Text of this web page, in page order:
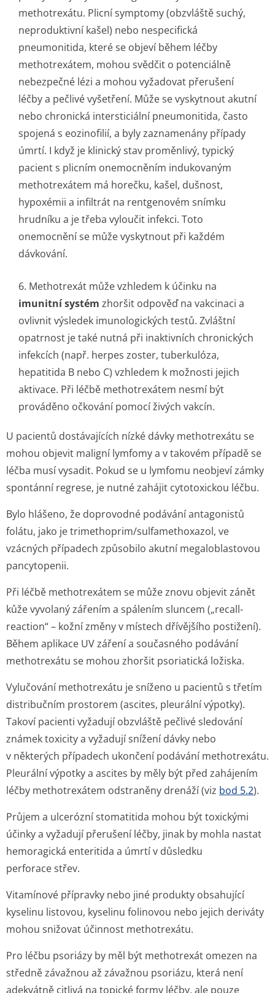
methotrexátu. Plicní symptomy (obzvláště suchý,
neproduktivní kašel) nebo nespecifická
pneumonitida, které se objeví během léčby
methotrexátem, mohou svědčit o potenciálně
nebezpečné lézi a mohou vyžadovat přerušení
léčby a pečlivé vyšetření. Může se vyskytnout akutní
nebo chronická intersticiální pneumonitida, často
spojená s eozinofilií, a byly zaznamenány případy
úmrtí. I když je klinický stav proměnlivý, typický
pacient s plicním onemocněním indukovaným
methotrexátem má horečku, kašel, dušnost,
hypoxémii a infiltrát na rentgenovém snímku
hrudníku a je třeba vyloučit infekci. Toto
onemocnění se může vyskytnout při každém
dávkování.
6. Methotrexát může vzhledem k účinku na
imunitní systém zhoršit odpověď na vakcinaci a
ovlivnit výsledek imunologických testů. Zvláštní
opatrnost je také nutná při inaktivních chronických
infekcích (např. herpes zoster, tuberkulóza,
hepatitida B nebo C) vzhledem k možnosti jejich
aktivace. Při léčbě methotrexátem nesmí být
prováděno očkování pomocí živých vakcín.
U pacientů dostávajících nízké dávky methotrexátu se
mohou objevit maligní lymfomy a v takovém případě se
léčba musí vysadit. Pokud se u lymfomu neobjeví zámky
spontánní regrese, je nutné zahájit cytotoxickou léčbu.
Bylo hlášeno, že doprovodné podávání antagonistů
folátu, jako je trimethoprim/sul­famethoxazol, ve
vzácných případech způsobilo akutní megaloblastovou
pancytopenii.
Při léčbě methotrexátem se může znovu objevit zánět
kůže vyvolaný zářením a spálením sluncem („recall-
reaction“ – kožní změny v místech dřívějšího postižení).
Během aplikace UV záření a současného podávání
methotrexátu se mohou zhoršit psoriatická ložiska.
Vylučování methotrexátu je sníženo u pacientů s třetím
distribučním prostorem (ascites, pleurální výpotky).
Takoví pacienti vyžadují obzvláště pečlivé sledování
známek toxicity a vyžadují snížení dávky nebo
v některých případech ukončení podávání methotrexátu.
Pleurální výpotky a ascites by měly být před zahájením
léčby methotrexátem odstraněny drenáží (viz bod 5.2).
Průjem a ulcerózní stomatitida mohou být toxickými
účinky a vyžadují přerušení léčby, jinak by mohla nastat
hemoragická enteritida a úmrtí v důsledku
perforace střev.
Vitamínové přípravky nebo jiné produkty obsahující
kyselinu listovou, kyselinu folinovou nebo jejich deriváty
mohou snižovat účinnost methotrexátu.
Pro léčbu psoriázy by měl být methotrexát omezen na
středně závažnou až závažnou psoriázu, která není
adekvátně citlivá na topické formy léčby, ale pouze